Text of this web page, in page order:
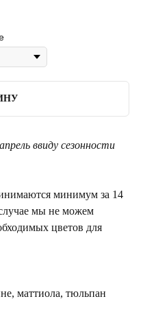
ввиду сезонности
минимум за 14
мы не можем
цветов для
маттиола, тюльпан